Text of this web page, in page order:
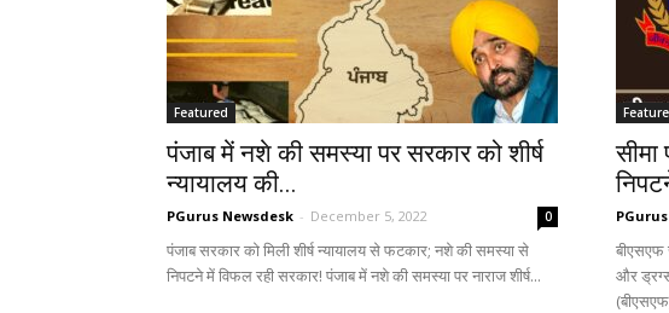
Featured
पंजाब में नशे की समस्या पर सरकार को शीर्ष
न्यायालय की...
PGurus Newsdesk - December 5, 2022 0
पंजाब सरकार को मिली शीर्ष न्यायालय से फटकार; नशे की समस्या से
निपटने में विफल रही सरकार! पंजाब में नशे की समस्या पर नाराज शीर्ष...
सीमा
बीएसएफ
और